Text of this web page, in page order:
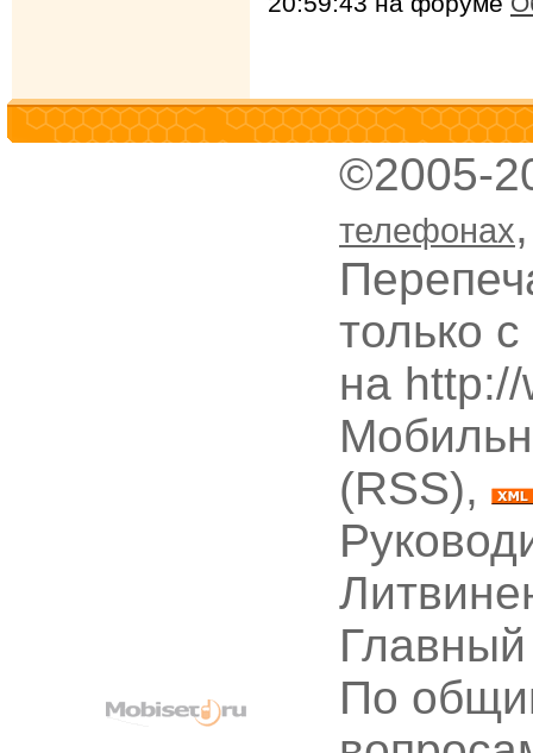
©2005-
телефонах
только
на
(RSS),
По